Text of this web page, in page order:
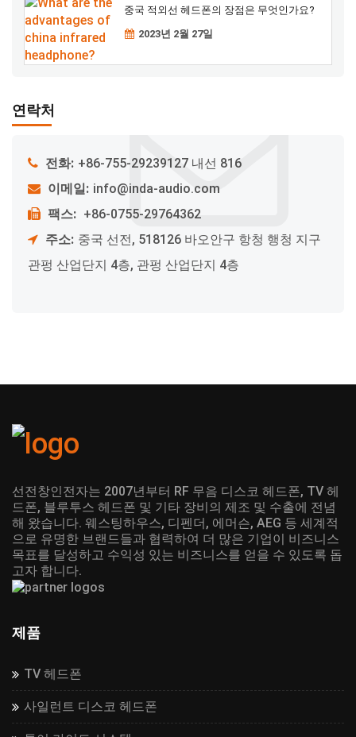
중국 적외선 헤드폰의 장점은 무엇인가요?
2023년 2월 27일
연락처
전화: +86-755-29239127 내선 816
이메일: info@inda-audio.com
팩스: +86-0755-29764362
주소: 중국 선전, 518126 바오안구 항청 행청 지구
관펑 산업단지 4층, 관펑 산업단지 4층
선전창인전자는 2007년부터 RF 무음 디스코 헤드폰, TV 헤
드폰, 블루투스 헤드폰 및 기타 장비의 제조 및 수출에 전념
해 왔습니다. 웨스팅하우스, 디펜더, 에머슨, AEG 등 세계적
으로 유명한 브랜드들과 협력하여 더 많은 기업이 비즈니스
목표를 달성하고 수익성 있는 비즈니스를 얻을 수 있도록 돕
고자 합니다.
제품
TV 헤드폰
사일런트 디스코 헤드폰